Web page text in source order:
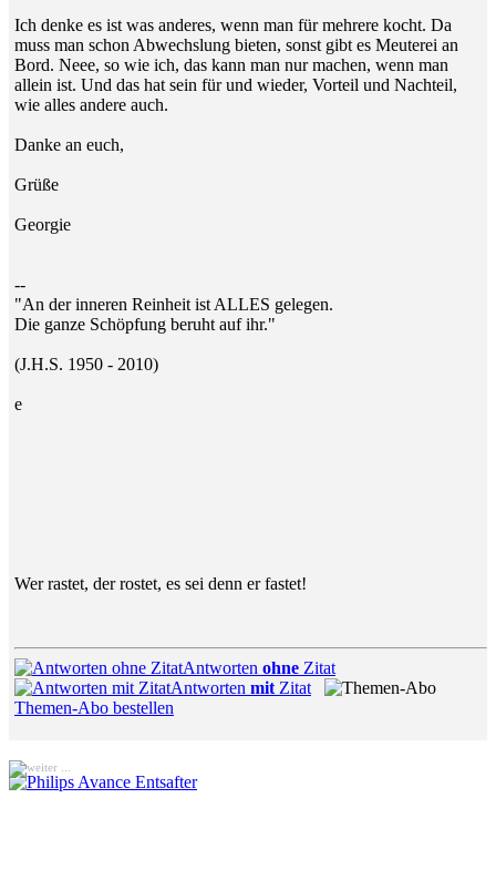
Ich denke es ist was anderes, wenn man für mehrere kocht. Da
muss man schon Abwechslung bieten, sonst gibt es Meuterei an
Bord. Neee, so wie ich, das kann man nur machen, wenn man
allein ist. Und das hat sein für und wieder, Vorteil und Nachteil,
wie alles andere auch.
Danke an euch,
Grüße
Georgie
--
"An der inneren Reinheit ist ALLES gelegen.
Die ganze Schöpfung beruht auf ihr."
(J.H.S. 1950 - 2010)
e
Wer rastet, der rostet, es sei denn er fastet!
Antworten ohne Zitat
Antworten mit Zitat
Themen-Abo bestellen